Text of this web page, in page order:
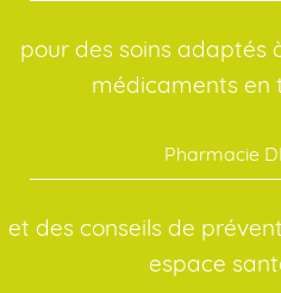
pour des soins adaptés
médicaments en
Pharmacie
et des conseils de
espace